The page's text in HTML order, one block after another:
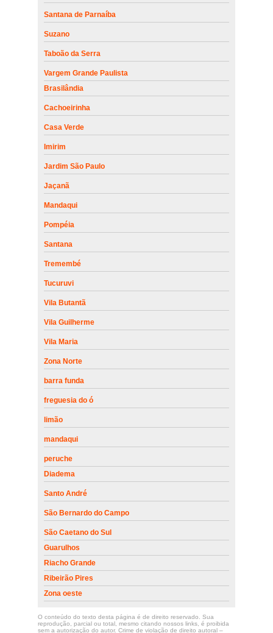
Santana de Parnaíba
Suzano
Taboão da Serra
Vargem Grande Paulista
Brasilândia
Cachoeirinha
Casa Verde
Imirim
Jardim São Paulo
Jaçanã
Mandaqui
Pompéia
Santana
Tremembé
Tucuruvi
Vila Butantã
Vila Guilherme
Vila Maria
Zona Norte
barra funda
freguesia do ó
limão
mandaqui
peruche
Diadema
Santo André
São Bernardo do Campo
São Caetano do Sul
Guarulhos
Riacho Grande
Ribeirão Pires
Zona oeste
O conteúdo do texto desta página é de direito reservado. Sua
reprodução, parcial ou total, mesmo citando nossos links, é proibida
sem a autorização do autor. Crime de violação de direito autoral –